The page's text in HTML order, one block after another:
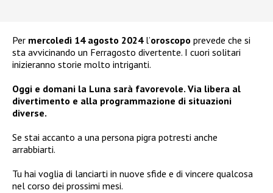
Per mercoledì 14 agosto 2024l’oroscopo prevede che si
sta avvicinando un Ferragosto divertente. I cuori solitari
inizieranno storie molto intriganti.
Oggi e domani la Luna sarà favorevole. Via libera al
divertimento e alla programmazione di situazioni
diverse.
Se stai accanto a una persona pigra potresti anche
arrabbiarti.
Tu hai voglia di lanciarti in nuove sfide e di vincere qualcosa
nel corso dei prossimi mesi.